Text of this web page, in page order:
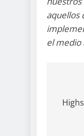
aquellos
el medio